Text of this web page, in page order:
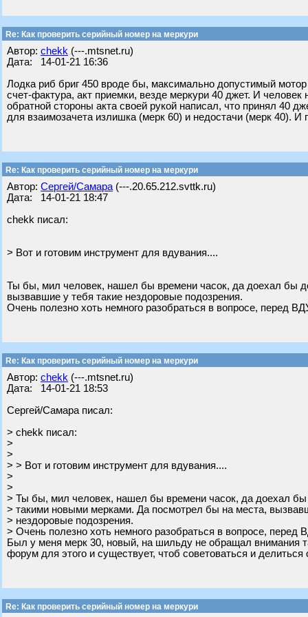
Re: Как проверить серийный номер на меркури
Автор: chekk (---.mtsnet.ru)
Дата: 14-01-21 16:36
Лодка риб бриг 450 вроде бы, максимально допустимый
счет-фактура, акт приемки, везде меркури 40 джет. И
обратной стороны акта своей рукой написал, что принял 40
для взаимозачета излишка (мерк 60) и недостачи (мерк 40). И
Re: Как проверить серийный номер на меркури
Автор: Сергей/Самара (---.20.65.212.svttk.ru)
Дата: 14-01-21 18:47
chekk писал:
> Вот и готовим инструмент для вдувания....
Ты бы, мил человек, нашел бы времени часок, да доехал бы
вызвавшие у тебя такие нездоровые подозрения.
Очень полезно хоть немного разобраться в вопросе, перед
Re: Как проверить серийный номер на меркури
Автор: chekk (---.mtsnet.ru)
Дата: 14-01-21 18:53
Сергей/Самара писал:
> chekk писал:
>
>
> > Вот и готовим инструмент для вдувания....
>
>
> Ты бы, мил человек, нашел бы времени часок, да доехал бы
> такими новыми мерками. Да посмотрел бы на места,
> нездоровые подозрения.
> Очень полезно хоть немного разобраться в вопросе,
Был у меня мерк 30, новый, на шильду не обращал внимания
форум для этого и существует, чтоб советоваться и
Re: Как проверить серийный номер на меркури